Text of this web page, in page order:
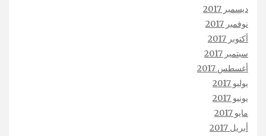
ديسمبر 2017
نوفمبر 2017
أكتوبر 2017
سبتمبر 2017
أغسطس 2017
يوليو 2017
يونيو 2017
مايو 2017
أبريل 2017